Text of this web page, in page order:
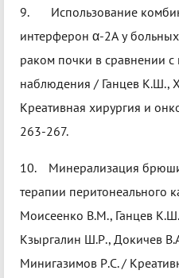
9. Использование
интерферон α-2А у
раком почки в сравнении с
наблюдения / Ганцев К.Ш.,
Креативная хирургия и
263-267.
10. Минерализация
терапии перитонеального
Моисеенко В.М., Ганцев
Кзыргалин Ш.Р., Докичев
Минигазимов Р.С. /